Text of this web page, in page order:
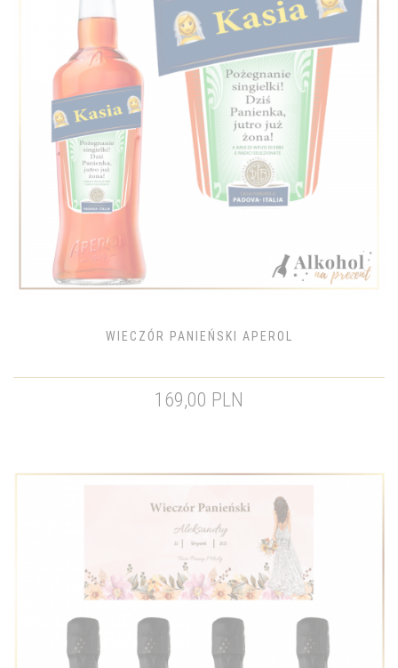
WIECZÓR PANIEŃSKI APEROL
169,00 PLN